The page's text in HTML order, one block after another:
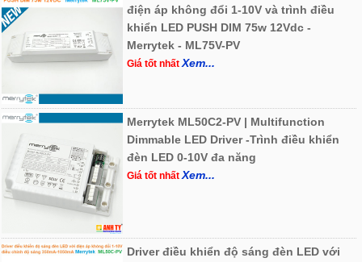
điện áp không đổi 1-10V và trình điều
khiển LED PUSH DIM 75w 12Vdc -
Merrytek - ML75V-PV
Giá tốt nhấtXem...
Merrytek ML50C2-PV | Multifunction
Dimmable LED Driver -Trình điều khiển
đèn LED 0-10V đa năng
Giá tốt nhấtXem...
Driver điều khiển độ sáng đèn LED với